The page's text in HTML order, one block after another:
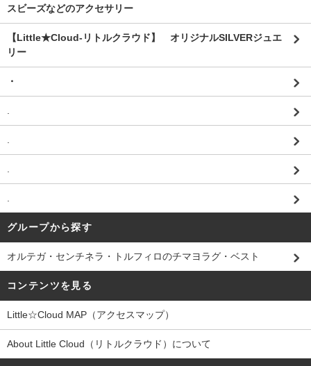
スビーズなどのアクセサリー
【Little★Cloud-リトルクラウド】 オリジナルSILVERジュエ
リー
・
グループから探す
オルテガ・センチネラ・トルフィロのチマヨラグ・ベスト
コンテンツを見る
Little☆Cloud MAP（アクセスマップ）
About Little Cloud（リトルクラウド）について